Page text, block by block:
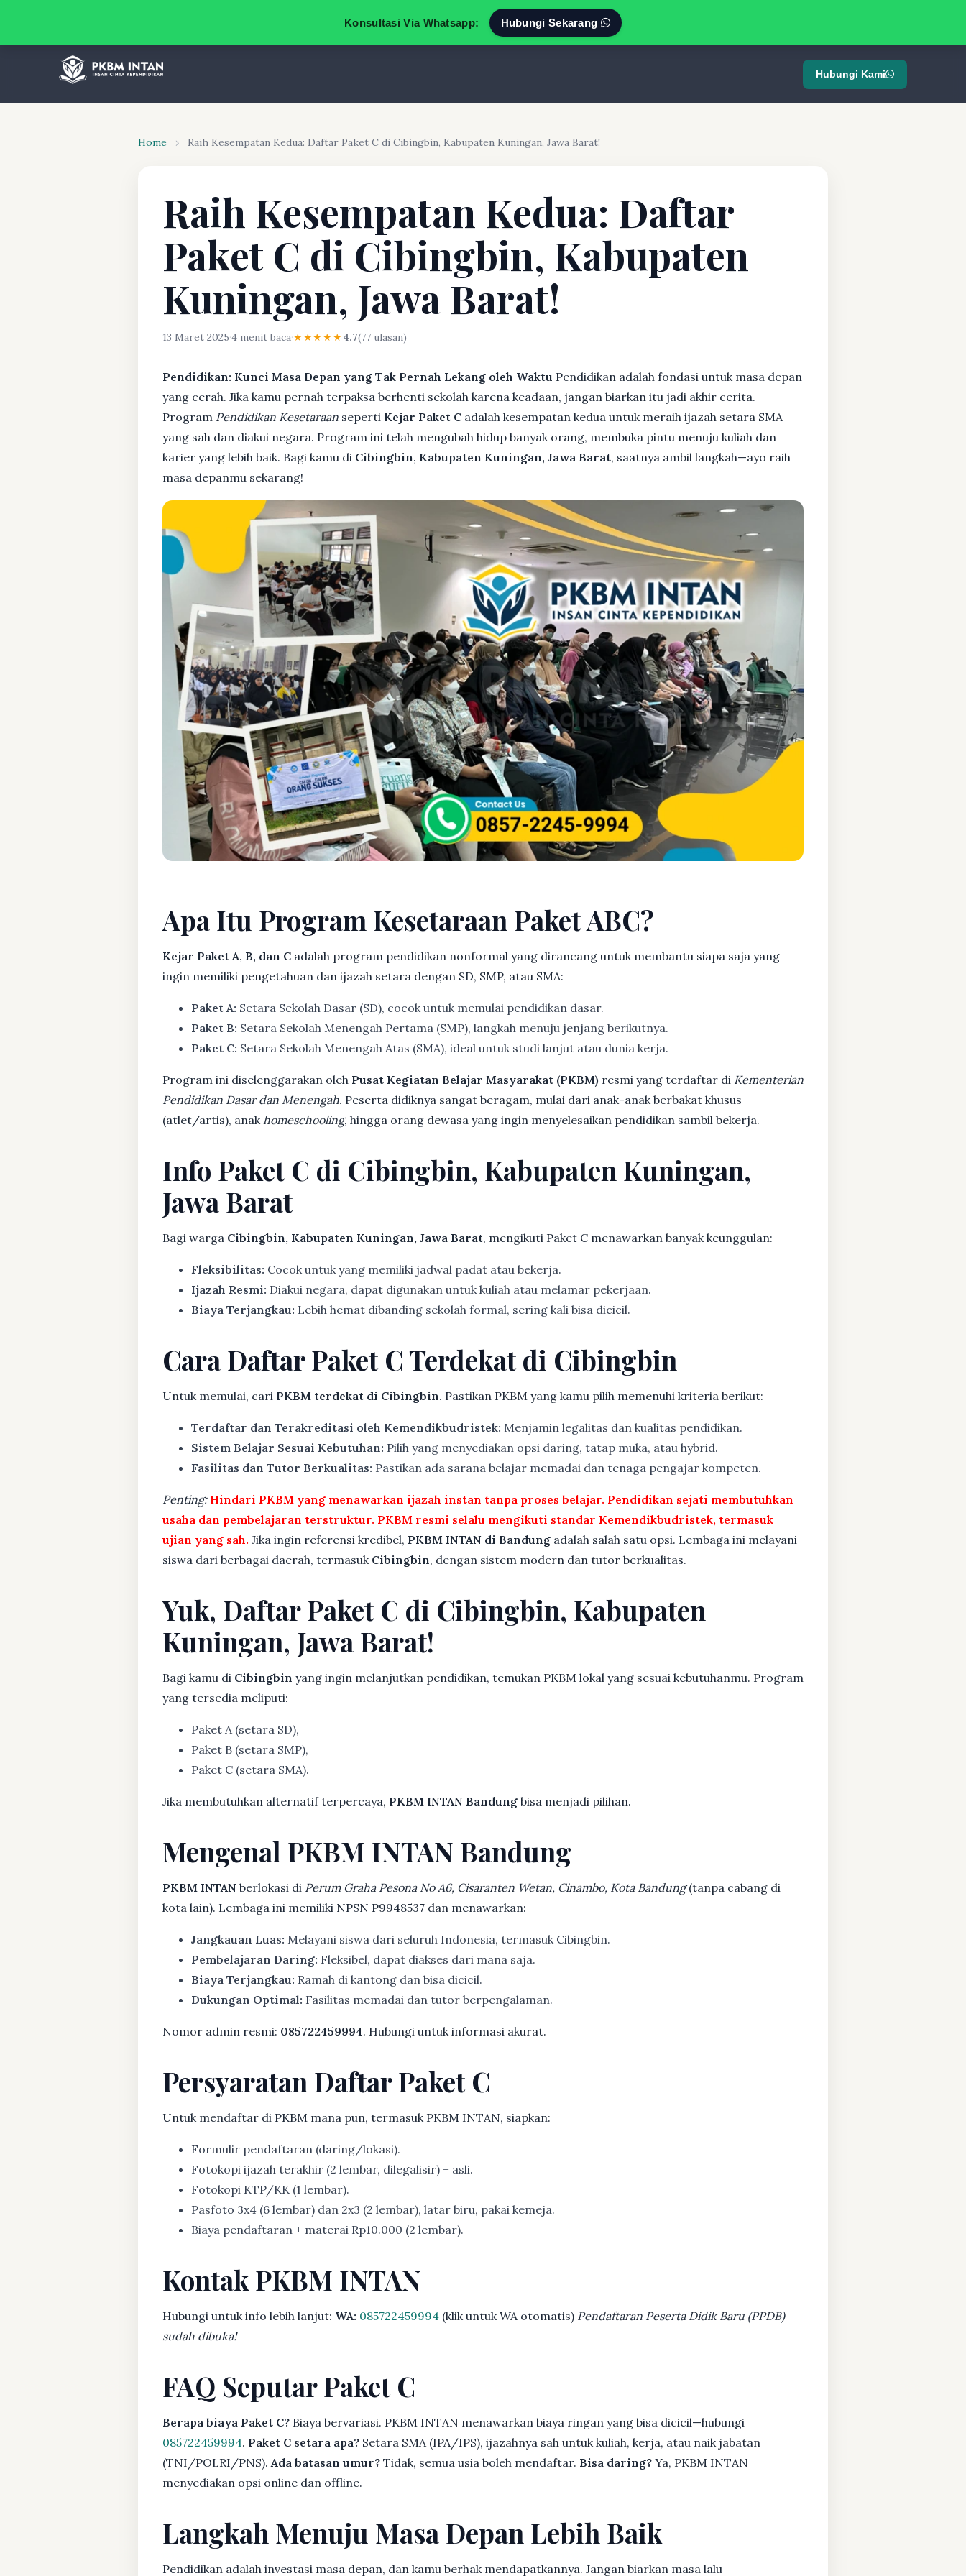
Konsultasi Via Whatsapp: Hubungi Sekarang
Hubungi Kami
Home › Raih Kesempatan Kedua: Daftar Paket C di Cibingbin, Kabupaten Kuningan, Jawa Barat!
Raih Kesempatan Kedua: Daftar
Paket C di Cibingbin, Kabupaten
Kuningan, Jawa Barat!
13 Maret 2025·4 menit baca·★★★★★4.7(77 ulasan)
Pendidikan: Kunci Masa Depan yang Tak Pernah Lekang oleh Waktu Pendidikan adalah fondasi untuk masa depan
yang cerah. Jika kamu pernah terpaksa berhenti sekolah karena keadaan, jangan biarkan itu jadi akhir cerita.
Program Pendidikan Kesetaraan seperti Kejar Paket C adalah kesempatan kedua untuk meraih ijazah setara SMA
yang sah dan diakui negara. Program ini telah mengubah hidup banyak orang, membuka pintu menuju kuliah dan
karier yang lebih baik. Bagi kamu di Cibingbin, Kabupaten Kuningan, Jawa Barat, saatnya ambil langkah—ayo raih
masa depanmu sekarang!
Apa Itu Program Kesetaraan Paket ABC?
Kejar Paket A, B, dan C adalah program pendidikan nonformal yang dirancang untuk membantu siapa saja yang
ingin memiliki pengetahuan dan ijazah setara dengan SD, SMP, atau SMA:
Paket A: Setara Sekolah Dasar (SD), cocok untuk memulai pendidikan dasar.
Paket B: Setara Sekolah Menengah Pertama (SMP), langkah menuju jenjang berikutnya.
Paket C: Setara Sekolah Menengah Atas (SMA), ideal untuk studi lanjut atau dunia kerja.
Program ini diselenggarakan oleh Pusat Kegiatan Belajar Masyarakat (PKBM) resmi yang terdaftar di Kementerian
Pendidikan Dasar dan Menengah. Peserta didiknya sangat beragam, mulai dari anak-anak berbakat khusus
(atlet/artis), anak homeschooling, hingga orang dewasa yang ingin menyelesaikan pendidikan sambil bekerja.
Info Paket C di Cibingbin, Kabupaten Kuningan,
Jawa Barat
Bagi warga Cibingbin, Kabupaten Kuningan, Jawa Barat, mengikuti Paket C menawarkan banyak keunggulan:
Fleksibilitas: Cocok untuk yang memiliki jadwal padat atau bekerja.
Ijazah Resmi: Diakui negara, dapat digunakan untuk kuliah atau melamar pekerjaan.
Biaya Terjangkau: Lebih hemat dibanding sekolah formal, sering kali bisa dicicil.
Cara Daftar Paket C Terdekat di Cibingbin
Untuk memulai, cari PKBM terdekat di Cibingbin. Pastikan PKBM yang kamu pilih memenuhi kriteria berikut:
Terdaftar dan Terakreditasi oleh Kemendikbudristek: Menjamin legalitas dan kualitas pendidikan.
Sistem Belajar Sesuai Kebutuhan: Pilih yang menyediakan opsi daring, tatap muka, atau hybrid.
Fasilitas dan Tutor Berkualitas: Pastikan ada sarana belajar memadai dan tenaga pengajar kompeten.
Penting: Hindari PKBM yang menawarkan ijazah instan tanpa proses belajar. Pendidikan sejati membutuhkan
usaha dan pembelajaran terstruktur. PKBM resmi selalu mengikuti standar Kemendikbudristek, termasuk
ujian yang sah. Jika ingin referensi kredibel, PKBM INTAN di Bandung adalah salah satu opsi. Lembaga ini melayani
siswa dari berbagai daerah, termasuk Cibingbin, dengan sistem modern dan tutor berkualitas.
Yuk, Daftar Paket C di Cibingbin, Kabupaten
Kuningan, Jawa Barat!
Bagi kamu di Cibingbin yang ingin melanjutkan pendidikan, temukan PKBM lokal yang sesuai kebutuhanmu. Program
yang tersedia meliputi:
Paket A (setara SD),
Paket B (setara SMP),
Paket C (setara SMA).
Jika membutuhkan alternatif terpercaya, PKBM INTAN Bandung bisa menjadi pilihan.
Mengenal PKBM INTAN Bandung
PKBM INTAN berlokasi di Perum Graha Pesona No A6, Cisaranten Wetan, Cinambo, Kota Bandung(tanpa cabang di
kota lain). Lembaga ini memiliki NPSN P9948537 dan menawarkan:
Jangkauan Luas: Melayani siswa dari seluruh Indonesia, termasuk Cibingbin.
Pembelajaran Daring: Fleksibel, dapat diakses dari mana saja.
Biaya Terjangkau: Ramah di kantong dan bisa dicicil.
Dukungan Optimal: Fasilitas memadai dan tutor berpengalaman.
Nomor admin resmi: 085722459994. Hubungi untuk informasi akurat.
Persyaratan Daftar Paket C
Untuk mendaftar di PKBM mana pun, termasuk PKBM INTAN, siapkan:
Formulir pendaftaran (daring/lokasi).
Fotokopi ijazah terakhir (2 lembar, dilegalisir) + asli.
Fotokopi KTP/KK (1 lembar).
Pasfoto 3x4 (6 lembar) dan 2x3 (2 lembar), latar biru, pakai kemeja.
Biaya pendaftaran + materai Rp10.000 (2 lembar).
Kontak PKBM INTAN
Hubungi untuk info lebih lanjut: WA: 085722459994 (klik untuk WA otomatis) Pendaftaran Peserta Didik Baru (PPDB)
sudah dibuka!
FAQ Seputar Paket C
Berapa biaya Paket C? Biaya bervariasi. PKBM INTAN menawarkan biaya ringan yang bisa dicicil—hubungi
085722459994. Paket C setara apa? Setara SMA (IPA/IPS), ijazahnya sah untuk kuliah, kerja, atau naik jabatan
(TNI/POLRI/PNS). Ada batasan umur? Tidak, semua usia boleh mendaftar. Bisa daring? Ya, PKBM INTAN
menyediakan opsi online dan offline.
Langkah Menuju Masa Depan Lebih Baik
Pendidikan adalah investasi masa depan, dan kamu berhak mendapatkannya. Jangan biarkan masa lalu